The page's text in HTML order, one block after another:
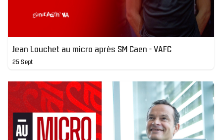
Jean Louchet au micro après SM Caen - VAFC
25 Sept